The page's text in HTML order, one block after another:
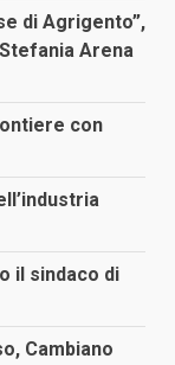
di Agrigento”,
Arena
con
il sindaco di
Cambiano